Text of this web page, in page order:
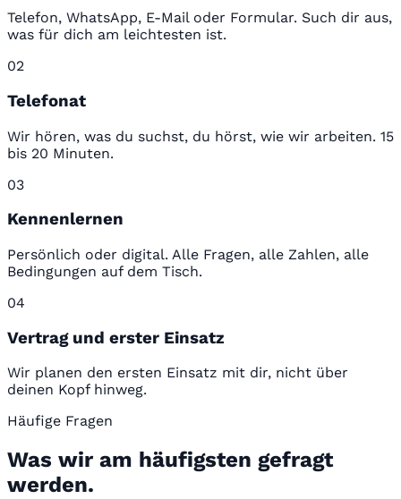
Telefon, WhatsApp, E-Mail oder Formular. Such dir aus,
was für dich am leichtesten ist.
02
Telefonat
Wir hören, was du suchst, du hörst, wie wir arbeiten. 15
bis 20 Minuten.
03
Kennenlernen
Persönlich oder digital. Alle Fragen, alle Zahlen, alle
Bedingungen auf dem Tisch.
04
Vertrag und erster Einsatz
Wir planen den ersten Einsatz mit dir, nicht über
deinen Kopf hinweg.
Häufige Fragen
Was wir am häufigsten gefragt
werden.